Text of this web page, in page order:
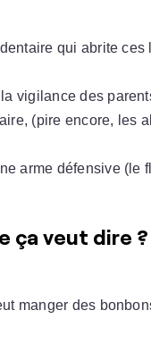
qui abrite
vigilance des
(pire encore, les
arme défensive (le
ça veut dire ?
manger des